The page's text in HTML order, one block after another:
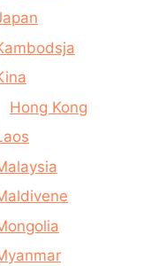
Hong Kong